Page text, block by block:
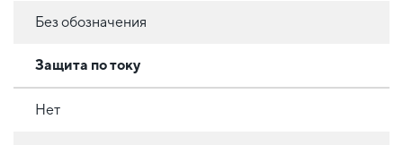
Без обозначения
Защита по току
Нет